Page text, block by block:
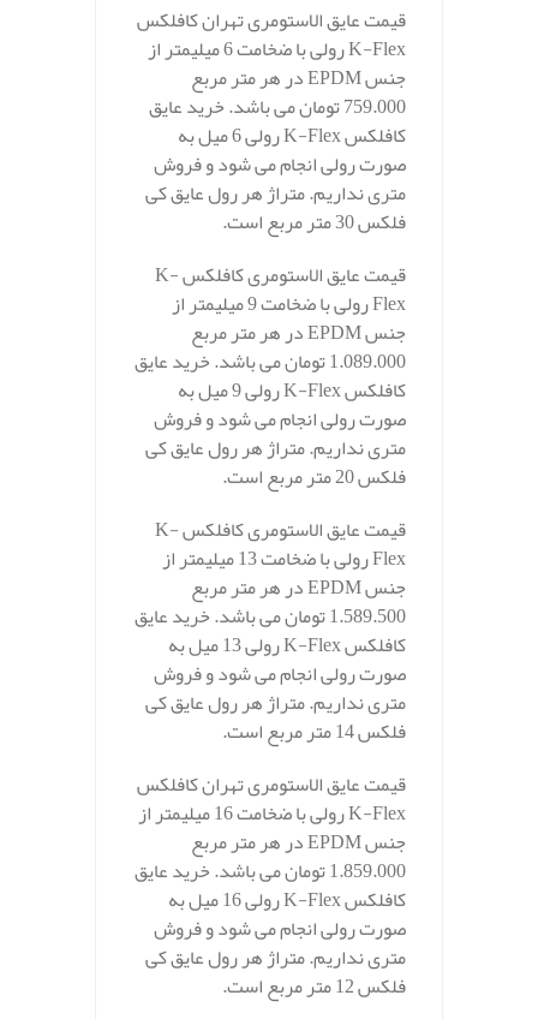
قیمت عایق الاستومری تهران کافلکس
K-Flex رولی با ضخامت 6 میلیمتر از
جنس EPDM در هر متر مربع
759.000 تومان می باشد. خرید عایق
کافلکس K-Flex رولی 6 میل به
صورت رولی انجام می شود و فروش
متری نداریم. متراژ هر رول عایق کی
فلکس 30 متر مربع است.
قیمت عایق الاستومری کافلکس K-
Flex رولی با ضخامت 9 میلیمتر از
جنس EPDM در هر متر مربع
1.089.000 تومان می باشد. خرید عایق
کافلکس K-Flex رولی 9 میل به
صورت رولی انجام می شود و فروش
متری نداریم. متراژ هر رول عایق کی
فلکس 20 متر مربع است.
قیمت عایق الاستومری کافلکس K-
Flex رولی با ضخامت 13 میلیمتر از
جنس EPDM در هر متر مربع
1.589.500 تومان می باشد. خرید عایق
کافلکس K-Flex رولی 13 میل به
صورت رولی انجام می شود و فروش
متری نداریم. متراژ هر رول عایق کی
فلکس 14 متر مربع است.
قیمت عایق الاستومری تهران کافلکس
K-Flex رولی با ضخامت 16 میلیمتر از
جنس EPDM در هر متر مربع
1.859.000 تومان می باشد. خرید عایق
کافلکس K-Flex رولی 16 میل به
صورت رولی انجام می شود و فروش
متری نداریم. متراژ هر رول عایق کی
فلکس 12 متر مربع است.